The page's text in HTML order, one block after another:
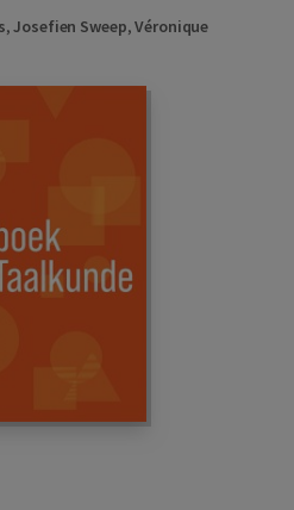
,Josefien Sweep,Véronique